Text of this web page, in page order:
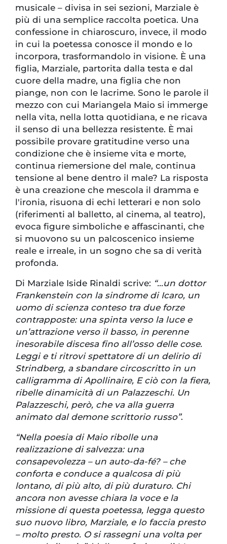
musicale – divisa in sei sezioni, Marziale è
più di una semplice raccolta poetica. Una
confessione in chiaroscuro, invece, il modo
in cui la poetessa conosce il mondo e lo
incorpora, trasformandolo in visione. È una
figlia, Marziale, partorita dalla testa e dal
cuore della madre, una figlia che non
piange, non con le lacrime. Sono le parole il
mezzo con cui Mariangela Maio si immerge
nella vita, nella lotta quotidiana, e ne ricava
il senso di una bellezza resistente. È mai
possibile provare gratitudine verso una
condizione che è insieme vita e morte,
continua riemersione del male, continua
tensione al bene dentro il male? La risposta
è una creazione che mescola il dramma e
l'ironia, risuona di echi letterari e non solo
(riferimenti al balletto, al cinema, al teatro),
evoca figure simboliche e affascinanti, che
si muovono su un palcoscenico insieme
reale e irreale, in un sogno che sa di verità
profonda.
Di Marziale Iside Rinaldi scrive: “…un dottor
Frankenstein con la sindrome di Icaro, un
uomo di scienza conteso tra due forze
contrapposte: una spinta verso la luce e
un’attrazione verso il basso, in perenne
inesorabile discesa fino all’osso delle cose.
Leggi e ti ritrovi spettatore di un delirio di
Strindberg, a sbandare circoscritto in un
calligramma di Apollinaire, E ciò con la fiera,
ribelle dinamicità di un Palazzeschi. Un
Palazzeschi, però, che va alla guerra
animato dal demone scrittorio russo”.
“Nella poesia di Maio ribolle una
realizzazione di salvezza: una
consapevolezza – un auto-da-fé? – che
conforta e conduce a qualcosa di più
lontano, di più alto, di più duraturo. Chi
ancora non avesse chiara la voce e la
missione di questa poetessa, legga questo
suo nuovo libro, Marziale, e lo faccia presto
– molto presto. O si rassegni una volta per